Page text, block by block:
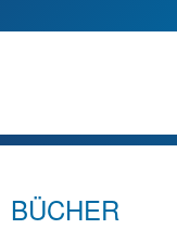
BÜCHER